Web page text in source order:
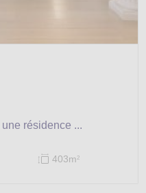
résidence ...
403m2